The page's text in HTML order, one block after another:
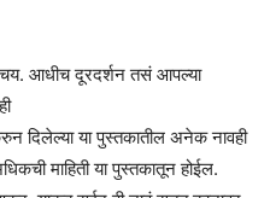
आधीच दूरदर्शन तसं आपल्या
दिलेल्या या पुस्तकातील अनेक नावही
माहिती या पुस्तकातून होईल.